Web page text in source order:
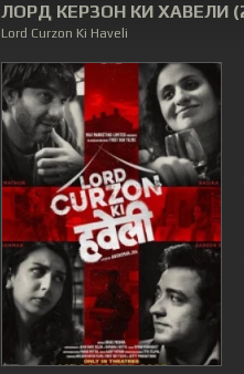
ЛОРД КЕРЗОН КИ ХАВЕЛИ
Lord Curzon Ki Haveli